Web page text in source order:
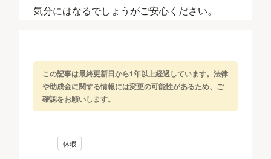
気分にはなるでしょうがご安心ください。
この記事は最終更新日から1年以上経過しています。法律
や助成金に関する情報には変更の可能性があるため、ご
確認をお願いします。
休暇